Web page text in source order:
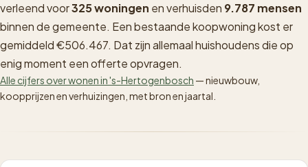
verleend voor325 woningen en verhuisden 9.787 mensen
binnen de gemeente. Een bestaande koopwoning kost er
gemiddeld €506.467. Dat zijn allemaal huishoudens die op
enig moment een offerte opvragen.
Alle cijfers over wonen in 's-Hertogenbosch — nieuwbouw,
koopprijzen en verhuizingen, met bron en jaartal.